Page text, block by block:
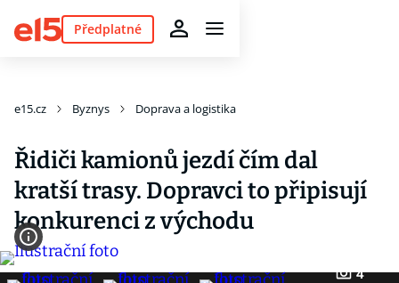
Předplatné
e15.cz Byznys Doprava a logistika
Řidiči kamionů jezdí čím dal
kratší trasy. Dopravci to připisují
konkurenci z východu
4